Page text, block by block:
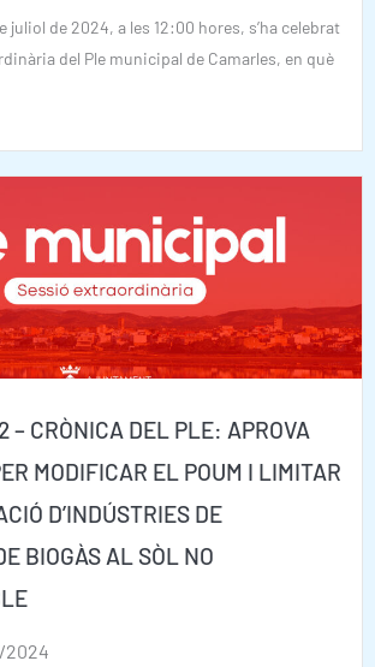
juliol de 2024, a les 12:00 hores, s’ha celebrat
del Ple municipal de Camarles, en què
CRÒNICA DEL PLE: APROVA
MODIFICAR EL POUM I LIMITAR
D’INDÚSTRIES DE
BIOGÀS AL SÒL NO
2024